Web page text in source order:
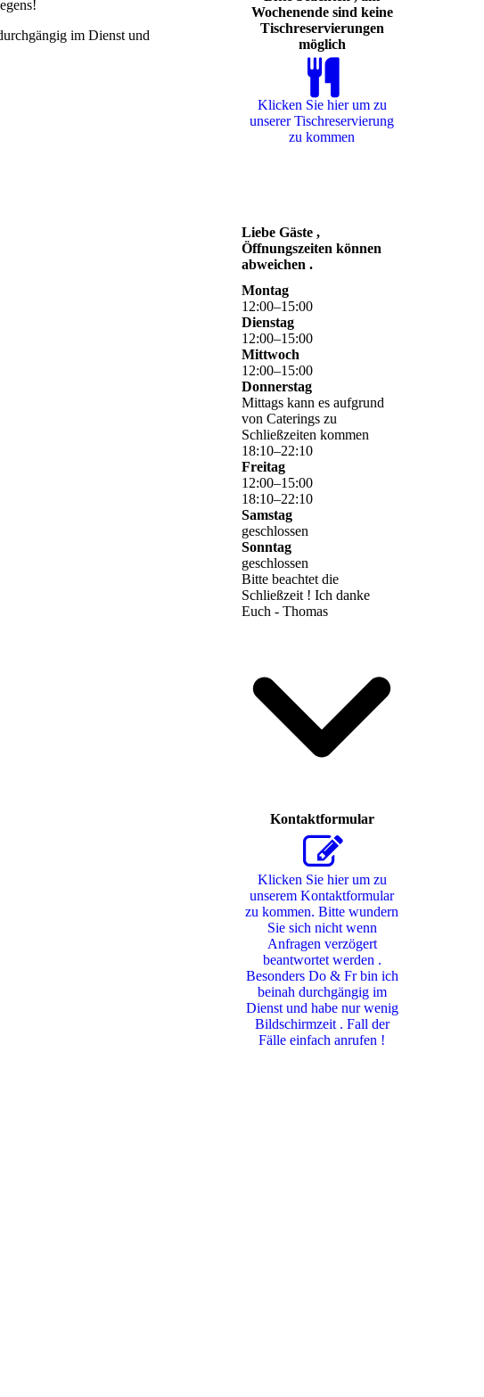
im Dienst und
Wochenende sind keine
Tischreservierungen
möglich
Klicken Sie hier um zu
unserer Tisch­re­ser­vie­rung
zu kommen
Liebe Gäste ,
Öffnungszeiten können
abweichen .
Montag
12:00–15:00
Dienstag
12:00–15:00
Mittwoch
12:00–15:00
Donnerstag
Mittags kann es aufgrund
von Caterings zu
Schließzeiten kommen
18:10–22:10
Freitag
12:00–15:00
18:10–22:10
Samstag
geschlossen
Sonntag
geschlossen
Bitte beachtet die
Schließzeit ! Ich danke
Euch - Thomas
Kontaktformular
Klicken Sie hier um zu
unserem Kon­takt­for­mu­lar
zu kommen. Bitte wundern
Sie sich nicht wenn
Anfragen verzögert
beantwortet werden .
Besonders Do & Fr bin ich
beinah durchgängig im
Dienst und habe nur wenig
Bildschirmzeit . Fall der
Fälle einfach anrufen !